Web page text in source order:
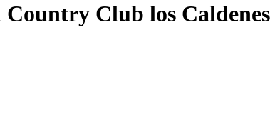
Club los